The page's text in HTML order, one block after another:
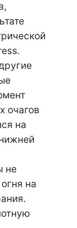
очагов
на
не
на